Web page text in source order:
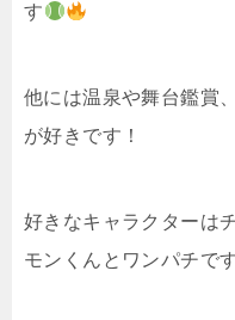
す
他には温泉や舞台鑑賞
が好きです！
好きなキャラクターは
モンくんとワンパチで